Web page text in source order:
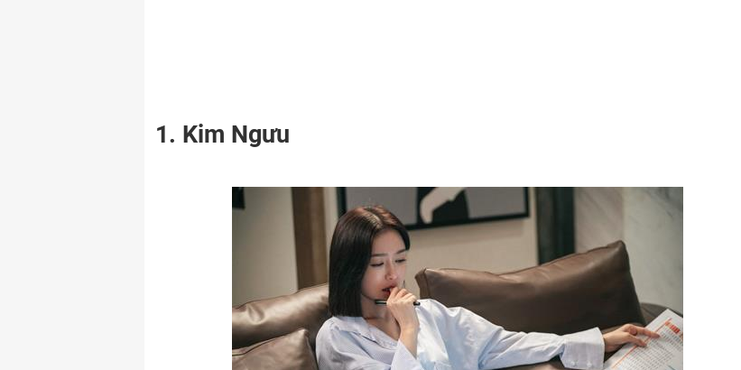
1. Kim Ngưu